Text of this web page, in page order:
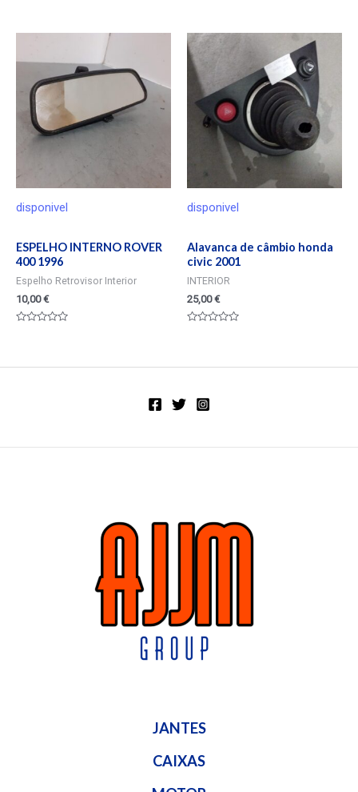
de
5
disponivel
ESPELHO INTERNO ROVER
400 1996
Espelho Retrovisor Interior
10,00€
5
disponivel
Alavanca de câmbio honda
civic 2001
INTERIOR
25,00€
5
JANTES
CAIXAS